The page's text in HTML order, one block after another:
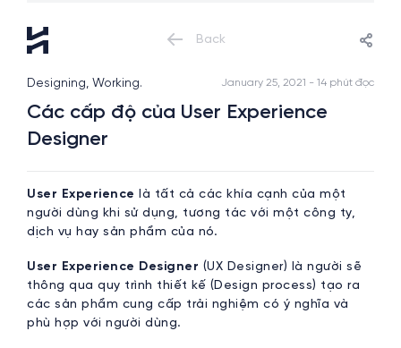
Back
Designing, Working. January 25, 2021 - 14 phút đọc
Các cấp độ của User Experience
Designer
User Experience
là tất cả các khía cạnh của một
người dùng khi sử dụng, tương tác với một công ty,
dịch vụ hay sản phẩm của nó.
User Experience Designer (UX Designer) là người sẽ
thông qua quy trình thiết kế (Design process) tạo ra
các sản phẩm cung cấp trải nghiệm có ý nghĩa và
phù hợp với người dùng.